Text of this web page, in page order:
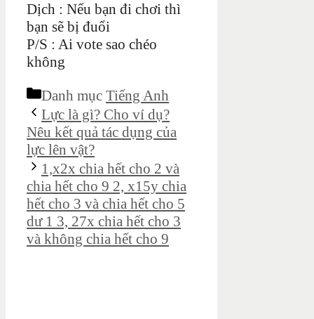
Dịch : Nếu bạn đi chơi thì
bạn sẽ bị đuổi
P/S : Ai vote sao chéo
không
Danh mục Tiếng Anh
Lực là gì? Cho ví dụ?
Nêu kết quả tác dụng của
lực lên vật?
1,x2x chia hết cho 2 và
chia hết cho 9 2, x15y chia
hết cho 3 và chia hết cho 5
dư 1 3, 27x chia hết cho 3
và không chia hết cho 9